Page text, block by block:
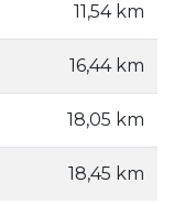
11,54 km
16,44 km
18,05 km
18,45 km